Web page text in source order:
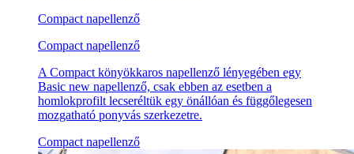
Compact napellenző
Compact napellenző
A Compact könyökkaros napellenző lényegében egy
Basic new napellenző, csak ebben az esetben a
homlokprofilt lecseréltük egy önállóan és függőlegesen
mozgatható ponyvás szerkezetre.
Compact napellenző